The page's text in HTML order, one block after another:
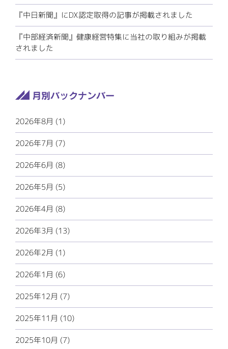
『中日新聞』にDX認定取得の記事が掲載されました
『中部経済新聞』健康経営特集に当社の取り組みが掲載
されました
2026年8月 (1)
2026年7月 (7)
2026年6月 (8)
2026年5月 (5)
2026年4月 (8)
2026年3月 (13)
2026年2月 (1)
2026年1月 (6)
2025年12月 (7)
2025年11月 (10)
2025年10月 (7)